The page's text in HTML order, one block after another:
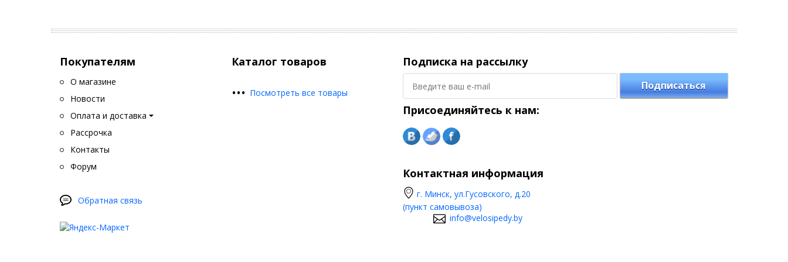
Покупателям
О магазине
Новости
Оплата и доставка
Рассрочка
Контакты
Форум
Обратная связь
Каталог товаров
••• Посмотреть все товары
Подписка на рассылку
Подписаться
Присоединяйтесь к нам:
Контактная информация
г. Минск, ул.Гусовского, д.20
(пункт самовывоза)
info@velosipedy.by